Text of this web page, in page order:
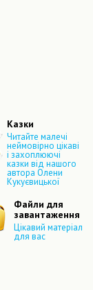
Казки
Читайте малечі
неймовірно цікаві
і захоплюючі
казки від нашого
автора Олени
Кукуєвицької
Файли для
завантаження
Цікавий матеріал
для вас